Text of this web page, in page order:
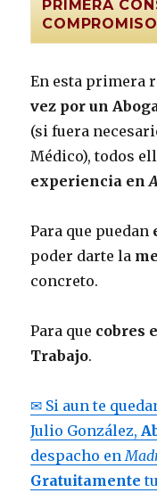
PRIMERA
COMPROMISO
En esta primera
vez por un
(si fuera
Médico), todos
experiencia en
Para que puedan
poder darte la
concreto.
Para que cobres
Trabajo.
✉ Si aun te
Julio González,
despacho en
Gratuitamente